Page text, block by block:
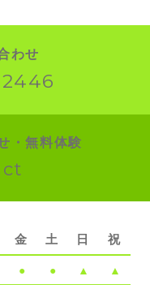
わせ
・無料体験
金 土 日 祝
● ● ▲ ▲